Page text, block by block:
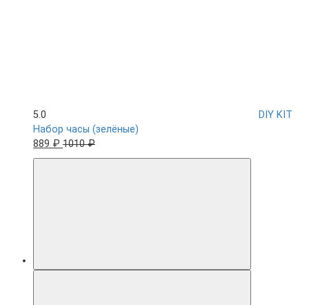
5.0
DIY KIT
Набор часы (зелёные)
889 ₽ 1010 ₽